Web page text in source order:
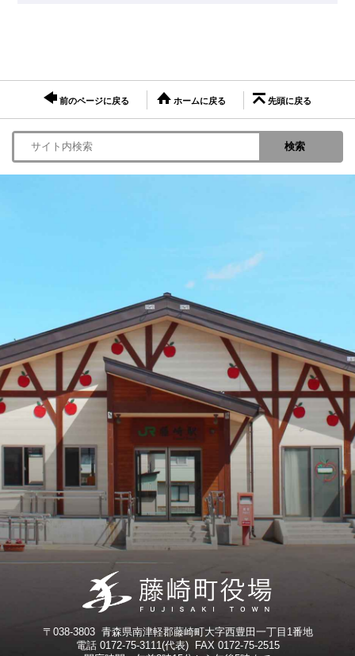
前のページに戻る ホームに戻る 先頭に戻る
〒038-3803 青森県南津軽郡藤崎町大字西豊田一丁目1番地
電話 0172-75-3111(代表) FAX 0172-75-2515